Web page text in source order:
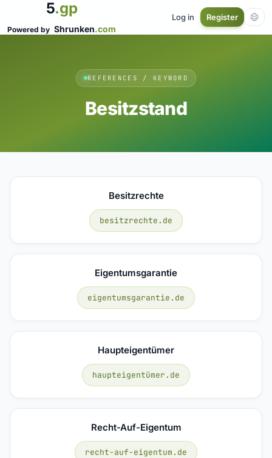
5.gp
Powered by Shrunken.com
Log in Register
REFERENCES / KEYWORD
Besitzstand
Besitzrechte
besitzrechte.de
Eigentumsgarantie
eigentumsgarantie.de
Haupteigentümer
haupteigentümer.de
Recht-Auf-Eigentum
recht-auf-eigentum.de